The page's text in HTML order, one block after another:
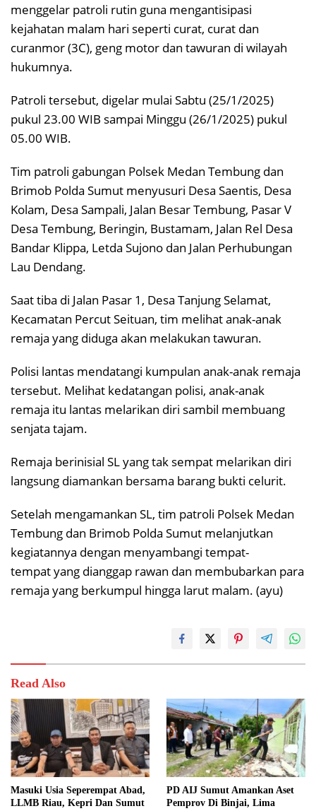
menggelar patroli rutin guna mengantisipasi
kejahatan malam hari seperti curat, curat dan
curanmor (3C), geng motor dan tawuran di wilayah
hukumnya.
Patroli tersebut, digelar mulai Sabtu (25/1/2025)
pukul 23.00 WIB sampai Minggu (26/1/2025) pukul
05.00 WIB.
Tim patroli gabungan Polsek Medan Tembung dan
Brimob Polda Sumut menyusuri Desa Saentis, Desa
Kolam, Desa Sampali, Jalan Besar Tembung, Pasar V
Desa Tembung, Beringin, Bustamam, Jalan Rel Desa
Bandar Klippa, Letda Sujono dan Jalan Perhubungan
Lau Dendang.
Saat tiba di Jalan Pasar 1, Desa Tanjung Selamat,
Kecamatan Percut Seituan, tim melihat anak-anak
remaja yang diduga akan melakukan tawuran.
Polisi lantas mendatangi kumpulan anak-anak remaja
tersebut. Melihat kedatangan polisi, anak-anak
remaja itu lantas melarikan diri sambil membuang
senjata tajam.
Remaja berinisial SL yang tak sempat melarikan diri
langsung diamankan bersama barang bukti celurit.
Setelah mengamankan SL, tim patroli Polsek Medan
Tembung dan Brimob Polda Sumut melanjutkan
kegiatannya dengan menyambangi tempat-
tempat yang dianggap rawan dan membubarkan para
remaja yang berkumpul hingga larut malam. (ayu)
Read Also
Masuki Usia Seperempat Abad,
LLMB Riau, Kepri Dan Sumut
PD AIJ Sumut Amankan Aset
Pemprov Di Binjai, Lima